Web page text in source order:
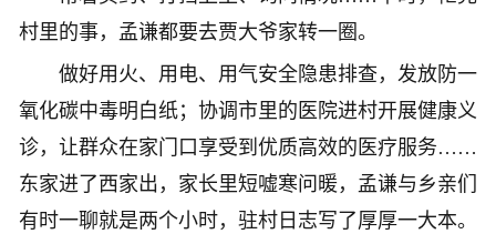
村里的事，孟谦都要去贾大爷家转一圈。
做好用火、用电、用气安全隐患排查，发放防一
氧化碳中毒明白纸；协调市里的医院进村开展健康义
诊，让群众在家门口享受到优质高效的医疗服务……
东家进了西家出，家长里短嘘寒问暖，孟谦与乡亲们
有时一聊就是两个小时，驻村日志写了厚厚一大本。